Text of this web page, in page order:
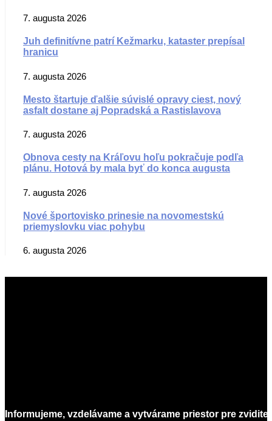
7. augusta 2026
Juh definitívne patrí Kežmarku, kataster prepísal
hranicu
7. augusta 2026
Mesto štartuje ďalšie súvislé opravy ciest, nový
asfalt dostane aj Popradská a Rastislavova
7. augusta 2026
Obnova cesty na Kráľovu hoľu pokračuje podľa
plánu. Hotová by mala byť do konca augusta
7. augusta 2026
Nové športovisko prinesie na novomestskú
priemyslovku viac pohybu
6. augusta 2026
Informujeme, vzdelávame a vytvárame priestor pre